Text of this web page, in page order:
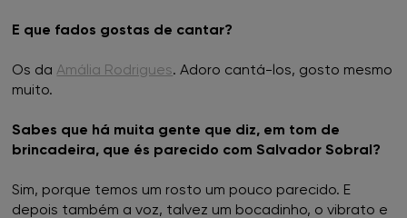
E que fados gostas de cantar?
Os daAmália Rodrigues. Adoro cantá-los, gosto mesmo
muito.
Sabes que há muita gente que diz, em tom de
brincadeira, que és parecido com Salvador Sobral?
Sim, porque temos um rosto um pouco parecido. E
depois também a voz, talvez um bocadinho, o vibrato e